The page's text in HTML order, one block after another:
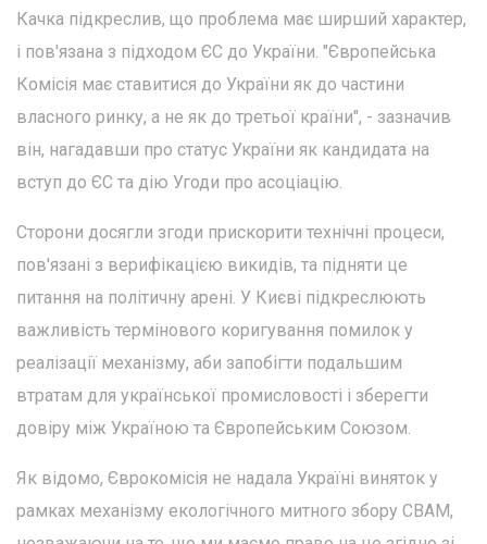
Качка підкреслив, що проблема має ширший характер,
і пов'язана з підходом ЄС до України. "Європейська
Комісія має ставитися до України як до частини
власного ринку, а не як до третьої країни", - зазначив
він, нагадавши про статус України як кандидата на
вступ до ЄС та дію Угоди про асоціацію.
Сторони досягли згоди прискорити технічні процеси,
пов'язані з верифікацією викидів, та підняти це
питання на політичну арені. У Києві підкреслюють
важливість термінового коригування помилок у
реалізації механізму, аби запобігти подальшим
втратам для української промисловості і зберегти
довіру між Україною та Європейським Союзом.
Як відомо, Єврокомісія не надала Україні виняток у
рамках механізму екологічного митного збору CBAM,